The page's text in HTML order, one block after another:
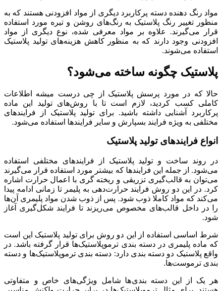
مواد رنگ دهنده دسته پرکاربرد دیگری از مواد افزودنی هستند که به
منظور تغییر رنگ پلاستیک به رنگ‌های روشن و تیره مورد استفاده
قرار می‌گیرند. علاوه بر مواد معرفی شده، نوع دیگری از مواد
افزودنی وجود دارند که به منظور کاهش هزینه‌های تولید پلاستیک
استفاده می‌شوند.
پلاستیک چگونه ساخته می‌شود؟
حالا که در مورد پرسش پلاستیک از چی درست میشه اطلاعات
کاملی کسب کردید، لازم است تا با روش‌های تولید این ماده
پرکاربرد آشنایی داشته باشید. برای تولید پلاستیک از فرایندهای
مختلفی به ویژه فرایند بسپارش و سایر فرایندها استفاده می‌شود.
انواع فرایندهای تولید پلاستیک
در روند ساخت و تولید پلاستیک از فرایندهای مختلفی استفاده
می‌شود. از جمله این فرایندها که بیشتر مورد استفاده قرار می‌گیرند
می‌توان به قالب‌گیری تزریقی و ریخته گری با اعمال حرارت اشاره
کرد. در این دو روش فرایند حرارت‌‌دهی به پلیمر تا زمانی ادامه پیدا
می‌کند که مواد کاملا ذوب شود. پس از ذوب شدن مواد پلیمری آن‌ها
را در داخل قالب‌های مخصوص می‌ریزند تا فرایند شکل‌گیری آغاز
شود.
شرط اساسی استفاده از این دو روش برای تولید پلاستیک این است
که ماده پلیمری در دسته بندی ترموپلاستیک‌ها قرار گرفته باشد. در
واقع پلاستیک دو دسته بندی دارد: دسته بندی ترموپلاستیک‌ها و دسته
بندی ترموست‌ها.
هر یک از این دسته بندی‌ها شامل ویژگی‌های خاص و متفاوتی